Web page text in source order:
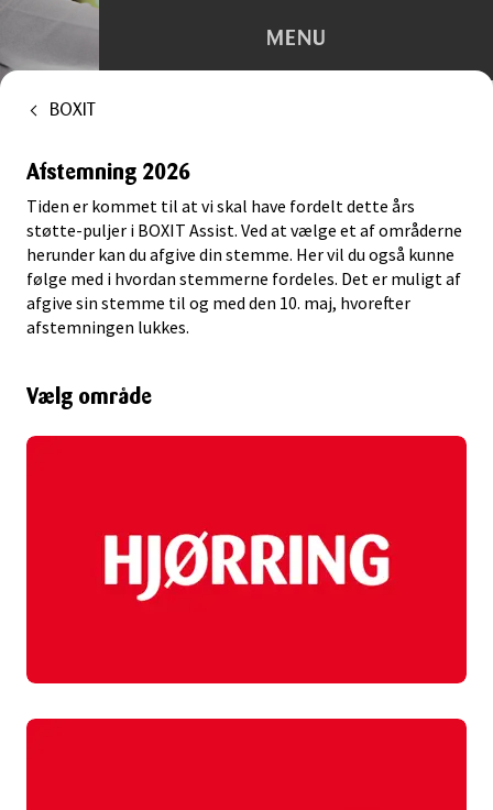
BOXIT
Afstemning 2026
Tiden er kommet til at vi skal have fordelt dette års
støtte-puljer i BOXIT Assist. Ved at vælge et af områderne
herunder kan du afgive din stemme. Her vil du også kunne
følge med i hvordan stemmerne fordeles. Det er muligt af
afgive sin stemme til og med den 10. maj, hvorefter
afstemningen lukkes.
Vælg område
MENU
Container
Flytning
Kontorhotel
Tilbehør